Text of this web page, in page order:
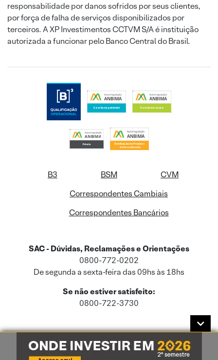
responsabilidade por danos sofridos por seus clientes,
por força de falha de serviços disponibilizados por
terceiros. A XP Investimentos CCTVM S/A é instituição
autorizada a funcionar pelo Banco Central do Brasil.
B3 BSM
CVM
Correspondentes Cambiais
Correspondentes Bancários
SAC - Dúvidas, Reclamações e Orientações
0800-772-0202
De segunda a sexta-feira das 09hs às 18hs
Se não estiver satisfeito:
0800-722-3730
Este site usa cookies e dados pessoais de acordo com a nossaPolítica de
Cookies
e a nossaPolítica de Privacidade.